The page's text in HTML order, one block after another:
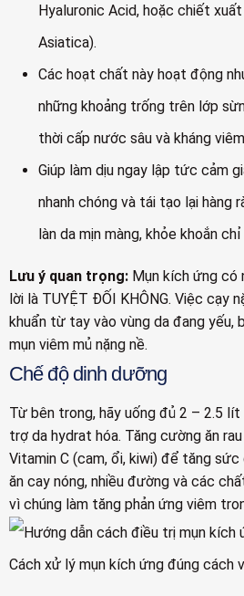
Hyaluronic Acid, hoặc chiết
Asiatica).
Các hoạt chất này hoạt động
những khoảng trống trên lớp
thời cấp nước sâu và kháng
Giúp làm dịu ngay lập tức cảm
nhanh chóng và tái tạo lại hàng
làn da mịn màng, khỏe khoắn chỉ
Lưu ý quan trọng: Mụn kích ứng có
lời là TUYỆT ĐỐI KHÔNG. Việc cạy
khuẩn từ tay vào vùng da đang yếu,
mụn viêm mủ nặng nề.
Chế độ dinh dưỡng
Từ bên trong, hãy uống đủ 2 – 2.5
trợ da hydrat hóa. Tăng cường ăn
Vitamin C (cam, ổi, kiwi) để tăng sức
ăn cay nóng, nhiều đường và các
vì chúng làm tăng phản ứng viêm
Cách xử lý mụn kích ứng đúng cách